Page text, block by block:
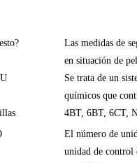
Las medidas de
en situación de
Se trata de un
químicos que
4BT, 6BT, 6CT,
El número de
unidad de control